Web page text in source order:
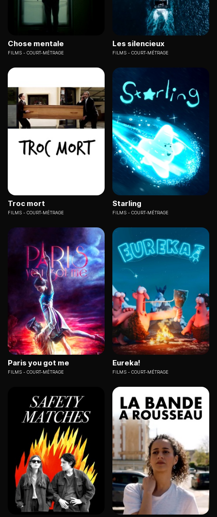
Chose mentale
FILMS COURT-MÉTRAGE
Les silencieux
FILMS COURT-MÉTRAGE
Troc mort
FILMS COURT-MÉTRAGE
Starling
FILMS COURT-MÉTRAGE
Paris you got me
FILMS COURT-MÉTRAGE
Eureka!
FILMS COURT-MÉTRAGE